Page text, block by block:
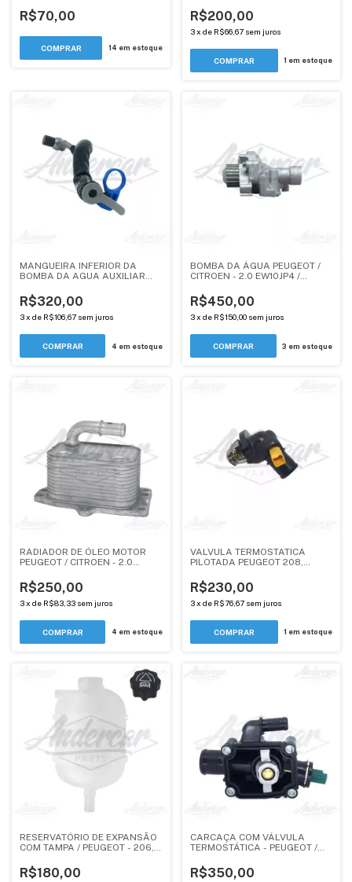
LARANJA OTC 1L - TIRRENO
R$70,00
14 em estoque
PEUGEOT / CITROEN -
ANDERCAR
R$200,00
3 x de R$66,67 sem juros
1 em estoque
MANGUEIRA INFERIOR DA
BOMBA DA AGUA AUXILIAR
OLHAL (1341K4) - MOTOR 1.6
THP - ANDERCAR
R$320,00
3x de R$106,67 sem juros
4 em estoque
BOMBA DA ÁGUA PEUGEOT /
CITROEN - 2.0 EW10JP4 /
R$450,00
3 x de R$150,00 sem juros
3 em estoque
RADIADOR DE ÓLEO MOTOR
PEUGEOT / CITROEN - 2.0
R$250,00
3x de R$83,33 sem juros
4 em estoque
VALVULA TERMOSTATICA
PILOTADA PEUGEOT 208,
R$230,00
3 x de R$76,67 sem juros
1 em estoque
RESERVATÓRIO DE EXPANSÃO
COM TAMPA / PEUGEOT - 206,
R$180,00
CARCAÇA COM VÁLVULA
TERMOSTÁTICA - PEUGEOT /
ANDERCAR
R$350,00